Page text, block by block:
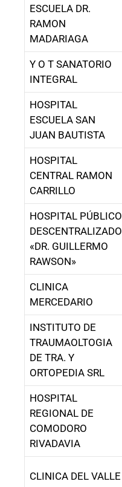
ESCUELA DR.
RAMON
MADARIAGA
Y O T SANATORIO
INTEGRAL
HOSPITAL
ESCUELA SAN
JUAN BAUTISTA
HOSPITAL
CENTRAL RAMON
CARRILLO
HOSPITAL PÚBLICO
DESCENTRALIZADO
«DR. GUILLERMO
RAWSON»
CLINICA
MERCEDARIO
INSTITUTO DE
TRAUMAOLTOGIA
DE TRA. Y
ORTOPEDIA SRL
HOSPITAL
REGIONAL DE
COMODORO
RIVADAVIA
CLINICA DEL VALLE